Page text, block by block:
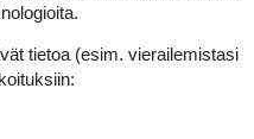
tietoa (esim. vierailemis­tasi